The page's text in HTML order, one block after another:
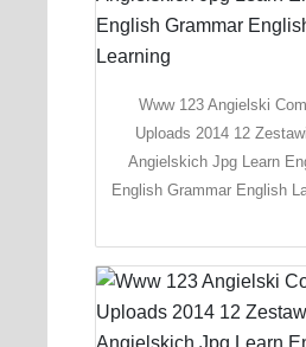
Www 123 Angielski
Uploads 2014 12
Angielskich Jpg Learn
English Grammar English